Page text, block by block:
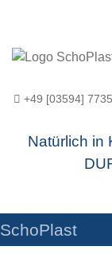
+49 [03594]
Natürlich in
SchoPlast